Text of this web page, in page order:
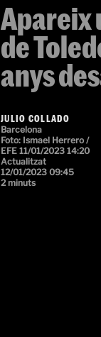
Apareix
de
anys
JULIO COLLADO
Barcelona
Foto: Ismael Herrero /
EFE 11/01/2023 14:20
Actualitzat
12/01/2023 09:45
2 minuts